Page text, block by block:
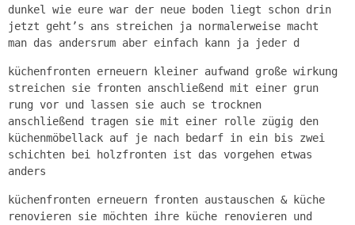
dunkel wie eure war der neue boden liegt schon drin
jetzt geht’s ans streichen ja normalerweise macht
man das andersrum aber einfach kann ja jeder d
küchenfronten erneuern kleiner aufwand große wirkung
streichen sie fronten anschließend mit einer grun
rung vor und lassen sie auch se trocknen
anschließend tragen sie mit einer rolle zügig den
küchenmöbellack auf je nach bedarf in ein bis zwei
schichten bei holzfronten ist das vorgehen etwas
anders
küchenfronten erneuern fronten austauschen & küche
renovieren sie möchten ihre küche renovieren und